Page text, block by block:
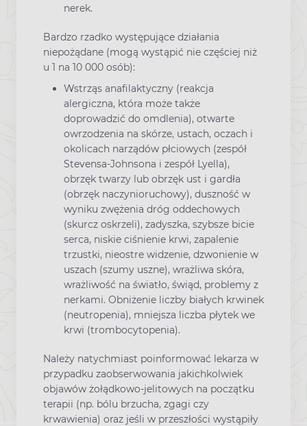
nerek.
Bardzo rzadko występujące działania
niepożądane (mogą wystąpić nie częściej niż
u 1 na 10 000 osób):
Wstrząs anafilaktyczny (reakcja
alergiczna, która może także
doprowadzić do omdlenia), otwarte
owrzodzenia na skórze, ustach, oczach i
okolicach narządów płciowych (zespół
Stevensa-Johnsona i zespół Lyella),
obrzęk twarzy lub obrzęk ust i gardła
(obrzęk naczynioruchowy), duszność w
wyniku zwężenia dróg oddechowych
(skurcz oskrzeli), zadyszka, szybsze bicie
serca, niskie ciśnienie krwi, zapalenie
trzustki, nieostre widzenie, dzwonienie w
uszach (szumy uszne), wrażliwa skóra,
wrażliwość na światło, świąd, problemy z
nerkami. Obniżenie liczby białych krwinek
(neutropenia), mniejsza liczba płytek we
krwi (trombocytopenia).
Należy natychmiast poinformować lekarza w
przypadku zaobserwowania jakichkolwiek
objawów żołądkowo-jelitowych na początku
terapii (np. bólu brzucha, zgagi czy
krwawienia) oraz jeśli w przeszłości wystąpiły